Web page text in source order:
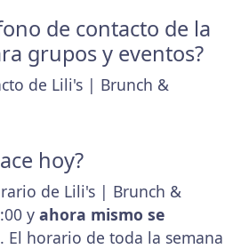
de contacto de la
grupos y eventos?
de Lili's | Brunch &
hoy?
de Lili's | Brunch &
y ahora mismo se
. El horario de toda la semana